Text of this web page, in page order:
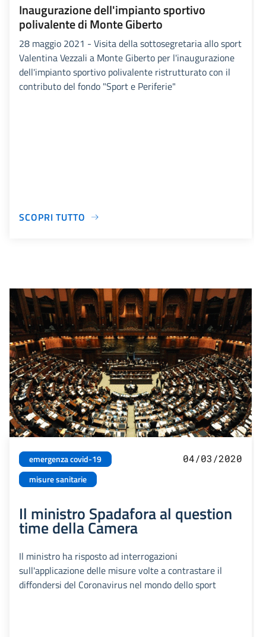
Inaugurazione dell'impianto sportivo
polivalente di Monte Giberto
28 maggio 2021 - Visita della sottosegretaria allo sport
Valentina Vezzali a Monte Giberto per l'inaugurazione
dell'impianto sportivo polivalente ristrutturato con il
contributo del fondo "Sport e Periferie"
SCOPRI TUTTO
emergenza covid-19
misure sanitarie
04/03/2020
Il ministro Spadafora al question
time della Camera
Il ministro ha risposto ad interrogazioni
sull'applicazione delle misure volte a contrastare il
diffondersi del Coronavirus nel mondo dello sport